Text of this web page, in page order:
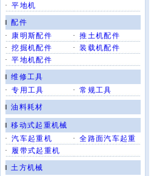
·平地机
‖配件
· 康明斯配件 ·推土机配件
·挖掘机配件 ·装载机配件
·平地机配件
‖维修工具
·专用工具 ·常规工具
‖油料耗材
‖移动式起重机械
·汽车起重机 ·全路面汽车起重
· 履带式起重机
‖土方机械